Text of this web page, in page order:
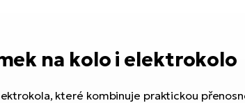
na kolo i elektrokolo
které kombinuje praktickou